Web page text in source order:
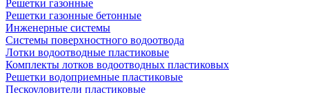
Решетки газонные
Решетки газонные бетонные
Инженерные системы
Системы поверхностного водоотвода
Лотки водоотводные пластиковые
Комплекты лотков водоотводных пластиковых
Решетки водоприемные пластиковые
Пескоуловители пластиковые